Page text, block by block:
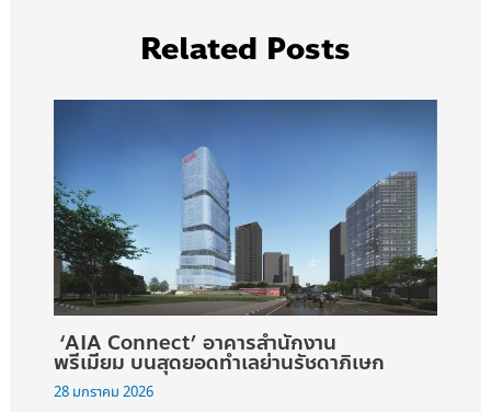
Related Posts
‘AIA Connect’ อาคารสำนักงาน
พรีเมียม บนสุดยอดทำเลย่านรัชดาภิเษก
28 มกราคม 2026